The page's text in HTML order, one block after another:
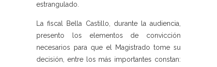
estrangulado.
La fiscal Bella Castillo, durante la audiencia,
presento los elementos de convicción
necesarios para que el Magistrado tome su
decisión, entre los más importantes constan: